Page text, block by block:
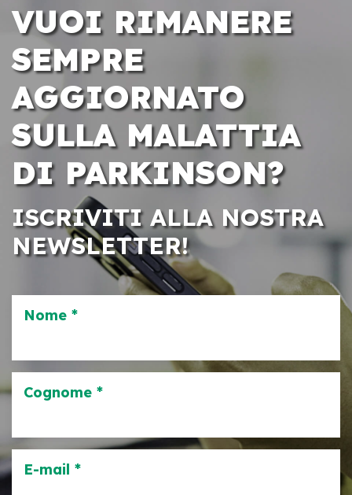
VUOI RIMANERE
SEMPRE
AGGIORNATO
SULLA MALATTIA
DI PARKINSON?
ISCRIVITI ALLA NOSTRA
NEWSLETTER!
Nome *
Cognome *
E-mail *